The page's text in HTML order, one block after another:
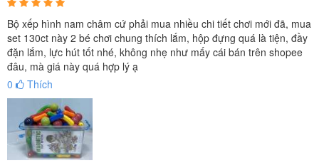
Bộ xếp hình nam châm cứ phải mua nhiều chi tiết chơi mới đã, mua
set 130ct này 2 bé chơi chung thích lắm, hộp đựng quá là tiện, đầy
đặn lắm, lực hút tốt nhé, không nhẹ như mấy cái bán trên shopee
đâu, mà giá này quá hợp lý ạ
0
Thích